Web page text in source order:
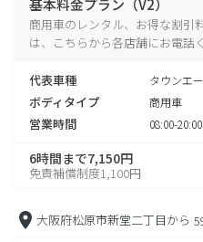
基本料金プラン（V2）
商用車のレンタル、お得な割引
は、こちらから各店舗にお電話
代表車種 タウンエ
ボディタイプ 商用車
営業時間 08:00-20:00
6時間まで7,150円
免責補償制度1,100円
大阪府松原市新堂二丁目から